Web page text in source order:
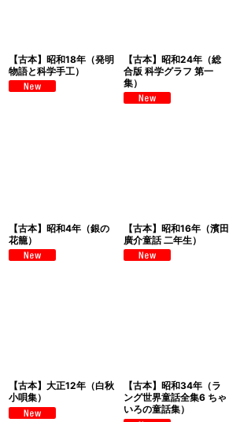
【古本】昭和18年（発明
物語と科学手工）
【古本】昭和24年（総
合版 科学グラフ 第一
集）
【古本】昭和4年（銀の
花籠）
【古本】昭和16年（濱田
廣介童話 二年生）
【古本】大正12年（白秋
小唄集）
【古本】昭和34年（ラ
ング世界童話全集6 ちゃ
いろの童話集）